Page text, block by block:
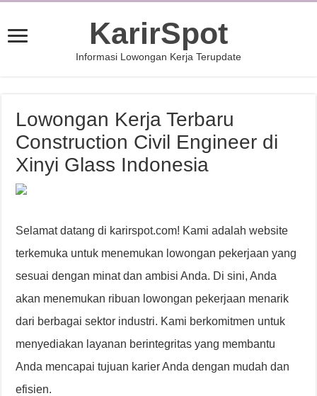
KarirSpot
Informasi Lowongan Kerja Terupdate
Lowongan Kerja Terbaru
Construction Civil Engineer di
Xinyi Glass Indonesia
Selamat datang di karirspot.com! Kami adalah website
terkemuka untuk menemukan lowongan pekerjaan yang
sesuai dengan minat dan ambisi Anda. Di sini, Anda
akan menemukan ribuan lowongan pekerjaan menarik
dari berbagai sektor industri. Kami berkomitmen untuk
menyediakan layanan berintegritas yang membantu
Anda mencapai tujuan karier Anda dengan mudah dan
efisien.